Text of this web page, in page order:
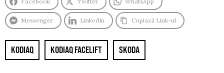
Messenger LinkedIn Copiază Link-ul
KODIAQ KODIAQ FACELIFT SKODA